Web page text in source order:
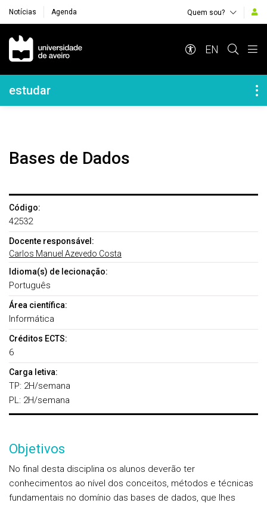
Notícias Agenda Quem sou?
Navegação Principal
EN
Navegação Lateral
estudar
Bases de Dados
Código:
42532
Docente responsável:
Carlos Manuel Azevedo Costa
Idioma(s) de lecionação:
Português
Área científica:
Informática
Créditos ECTS:
6
Carga letiva:
TP: 2H/semana
PL: 2H/semana
Objetivos
No final desta disciplina os alunos deverão ter
conhecimentos ao nível dos conceitos, métodos e técnicas
fundamentais no domínio das bases de dados, que lhes